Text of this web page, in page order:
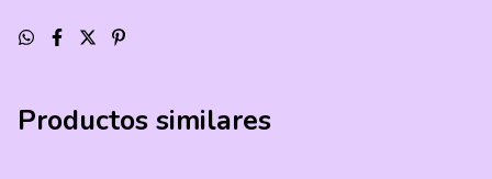
Productos similares